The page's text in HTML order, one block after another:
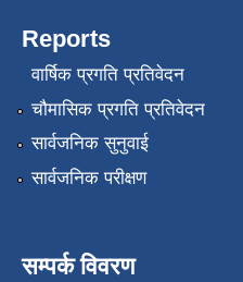
Reports
वार्षिक प्रगति प्रतिवेदन
चौमासिक प्रगति प्रतिवेदन
सार्वजनिक सुनुवाई
सार्वजनिक परीक्षण
सम्पर्क विवरण